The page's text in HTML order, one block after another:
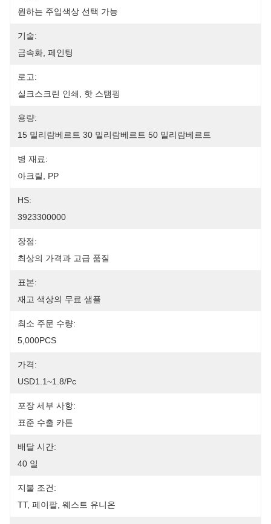
원하는 주입색상 선택 가능
기술:
금속화, 페인팅
로고:
실크스크린 인쇄, 핫 스탬핑
용량:
15 밀리람베르트 30 밀리람베르트 50 밀리람베르트
병 재료:
아크릴, PP
HS:
3923300000
장점:
최상의 가격과 고급 품질
표본:
재고 색상의 무료 샘플
최소 주문 수량:
5,000PCS
가격:
USD1.1~1.8/pc
포장 세부 사항:
표준 수출 카튼
배달 시간:
40 일
지불 조건:
TT, 페이팔, 웨스트 유니온